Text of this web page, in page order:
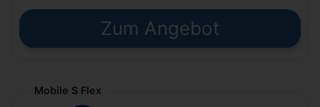
Zum Angebot
Mobile S Flex